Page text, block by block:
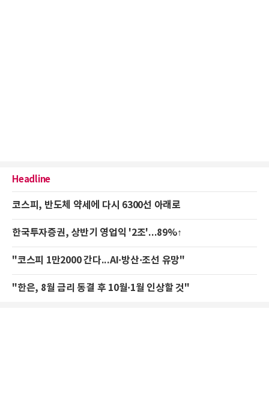
Headline
코스피, 반도체 약세에 다시 6300선 아래로
한국투자증권, 상반기 영업익 '2조'...89%↑
"코스피 1만2000 간다...AI·방산·조선 유망"
"한은, 8월 금리 동결 후 10월·1월 인상할 것"